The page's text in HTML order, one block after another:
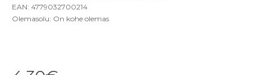
EAN: 4779032700214
Olemasolu: On kohe olemas